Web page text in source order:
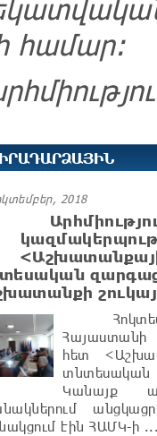
համար:
ԻՐԱԴԱՐՁԱՅԻՆ
2018
Հայաստանի
հետ
Կանայք
էին ՀԱՄԿ-ի